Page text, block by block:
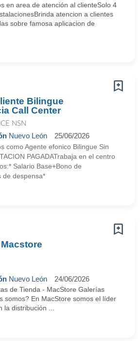
en area de atención al clienteSolo 4
atencion a clientes
sobre famosa aplicacion de
Bilingue
Call Center
NSN
Nuevo León 25/06/2026
como Agente efonico Bilingue Sin
PAGADATrabaja en el centro
Salario Base+Bono de
de despensa*
Nuevo León 24/06/2026
de Tienda - MacStore Galerías
somos? En MacStore somos el líder
distribución ...